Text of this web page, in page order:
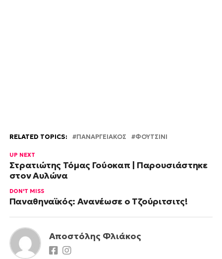
RELATED TOPICS: ΠΑΝΑΡΓΕΙΑΚΟΣ ΦΟΥΤΣΙΝΙ
UP NEXT
Στρατιώτης Τόμας Γούοκαπ | Παρουσιάστηκε
στον Αυλώνα
DON'T MISS
Παναθηναϊκός: Ανανέωσε ο Τζούριτσιτς!
Αποστόλης Φλιάκος